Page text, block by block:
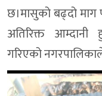
छ।मासुको बढ्दो माग
अतिरिक्त आम्दानी
गरिएको